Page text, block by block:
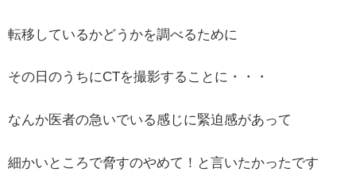
転移しているかどうかを調べるために
その日のうちにCTを撮影することに・・・
なんか医者の急いでいる感じに緊迫感があって
細かいところで脅すのやめて！と言いたかったです